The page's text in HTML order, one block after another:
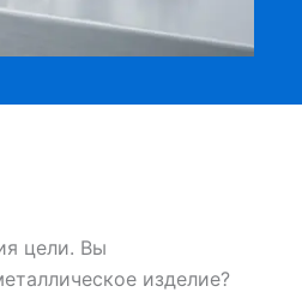
цели. Вы
изделие?